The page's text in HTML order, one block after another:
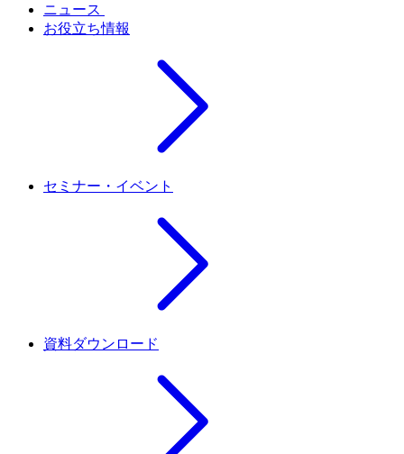
ニュース
お役立ち情報
セミナー・イベント
資料ダウンロード